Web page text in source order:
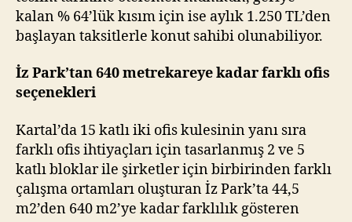
kalan % 64’lük kısım için ise aylık 1.250 TL’den
başlayan taksitlerle konut sahibi olunabiliyor.
İz Park’tan 640 metrekareye kadar farklı ofis
seçenekleri
Kartal’da 15 katlı iki ofis kulesinin yanı sıra
farklı ofis ihtiyaçları için tasarlanmış 2 ve 5
katlı bloklar ile şirketler için birbirinden farklı
çalışma ortamları oluşturan İz Park’ta 44,5
m2’den 640 m2’ye kadar farklılık gösteren